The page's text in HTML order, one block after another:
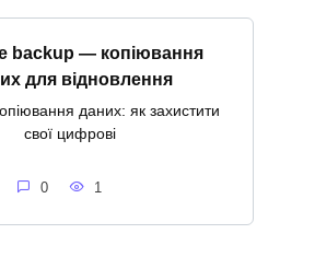
backup — копіювання
для відновлення
даних: як захистити
свої цифрові
0 1